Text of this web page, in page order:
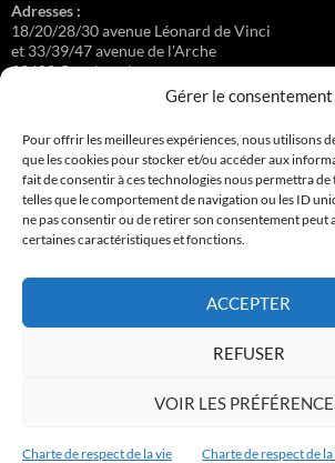
Gérer le consentement
Pour offrir les meilleures expériences, nous utilisons
que les cookies pour stocker et/ou accéder aux
fait de consentir à ces technologies nous permettra
telles que le comportement de navigation ou les ID
ne pas consentir ou de retirer son consentement peut
certaines caractéristiques et fonctions.
ACCEPTER
REFUSER
VOIR LES
Charte de respect de la vie Charte de respect de la
Adresses :
18/20/28/30 avenue Léonard de Vinci
et 33/39/47 avenue de l'Arche
92400 Courbevoie
Régisseuse :
Loge au 39 Avenue de l'Arche.
Connexion
Copyright © 2017-2026 résidence Apollonia 1